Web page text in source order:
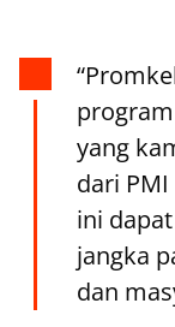
yang
dari
ini
jangka
dan